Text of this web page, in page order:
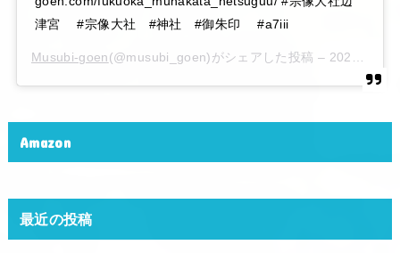
津宮 #宗像大社 #神社 #御朱印 #a7iii
Musubi-goen(@musubi_goen)がシェアした投稿 – 2020年 6月月6日午後10時15分PDT
Amazon
最近の投稿